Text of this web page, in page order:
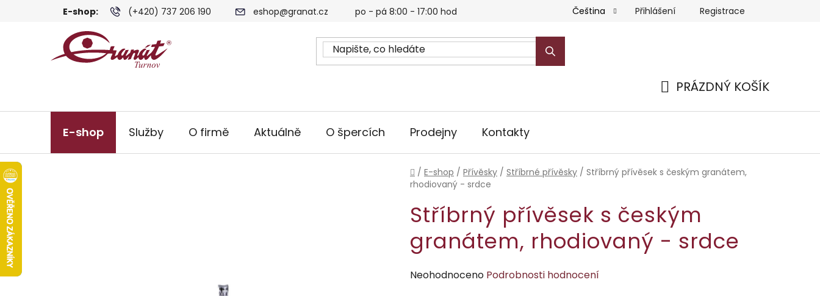
E-shop: (+420) 737 206 190 eshop@granat.cz po - pá 8:00 - 17:00 hod Čeština Přihlášení Registrace
PRÁZDNÝ KOŠÍK
E-shop Služby O firmě Aktuálně O špercích Prodejny Kontakty
Domů
/ E-shop / Přívěsky / Stříbrné přívěsky / Stříbrný přívěsek s českým granátem,
rhodiovaný - srdce
Stříbrný přívěsek s českým
granátem, rhodiovaný - srdce
Průměrné
Neohodnoceno Podrobnosti hodnocení